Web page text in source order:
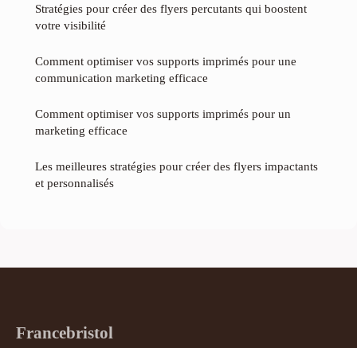
Stratégies pour créer des flyers percutants qui boostent
votre visibilité
Comment optimiser vos supports imprimés pour une
communication marketing efficace
Comment optimiser vos supports imprimés pour un
marketing efficace
Les meilleures stratégies pour créer des flyers impactants
et personnalisés
Francebristol